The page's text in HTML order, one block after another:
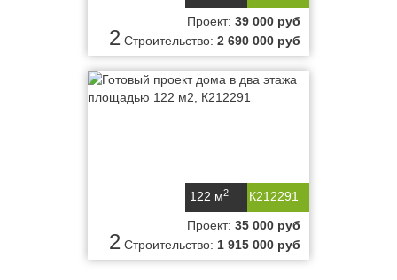
2
Проект: 39 000 руб
Строительство: 2 690 000 руб
К212291
122 м2
2
Проект: 35 000 руб
Строительство: 1 915 000 руб